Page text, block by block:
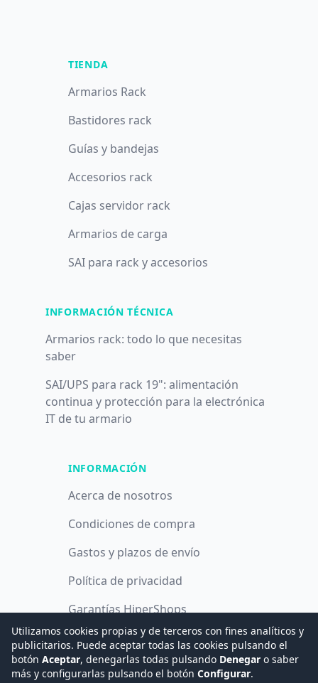
TIENDA
Armarios Rack
Bastidores rack
Guías y bandejas
Accesorios rack
Cajas servidor rack
Armarios de carga
SAI para rack y accesorios
INFORMACIÓN TÉCNICA
Armarios rack: todo lo que necesitas
saber
SAI/UPS para rack 19": alimentación
continua y protección para la electrónica
IT de tu armario
INFORMACIÓN
Acerca de nosotros
Condiciones de compra
Gastos y plazos de envío
Política de privacidad
Garantías HiperShops
Política de cookies
Utilizamos cookies propias y de terceros con fines analíticos y
publicitarios. Puede aceptar todas las cookies pulsando el
botón Aceptar, denegarlas todas pulsando Denegar o saber
más y configurarlas pulsando el botón Configurar.